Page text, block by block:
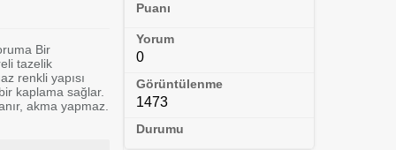
Bir
tazelik
renkli yapısı
kaplama sağlar.
akma yapmaz.
Puanı
Yorum
0
Görüntülenme
1473
Durumu